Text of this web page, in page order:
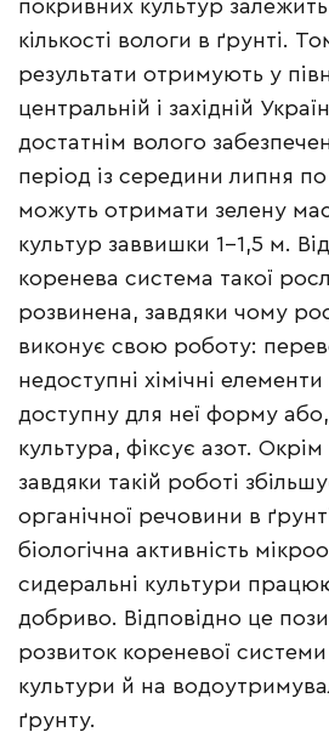
покривних культур
кількості вологи в ґрунті.
результати отримують у
центральній і західній
достатнім волого
період із середини липня
можуть отримати зелену
культур заввишки 1–1,5 м.
коренева система такої
розвинена, завдяки чому
виконує свою роботу:
недоступні хімічні елементи
доступну для неї форму
культура, фіксує азот. Окрім
завдяки такій роботі
органічної речовини в
біологічна активність
сидеральні культури
добриво. Відповідно це
розвиток кореневої
культури й на
ґрунту.